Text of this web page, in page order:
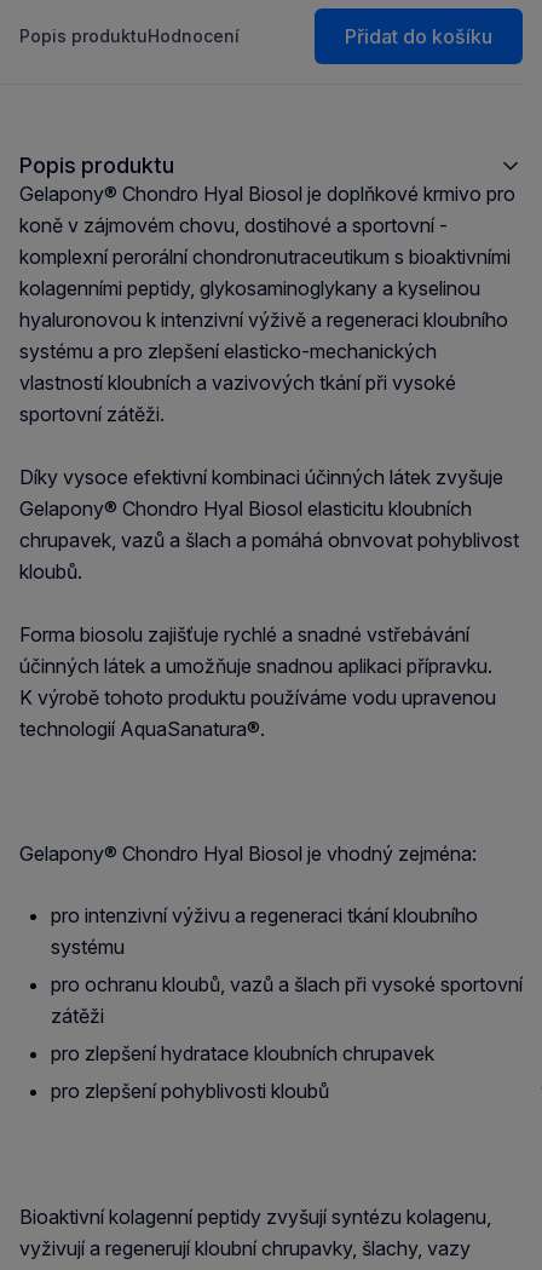
Popis produktuHodnocení Přidat do košíku
Popis produktu
Gelapony® Chondro Hyal Biosol je doplňkové krmivo pro
koně v zájmovém chovu, dostihové a sportovní -
komplexní perorální chondronutraceutikum s bioaktivními
kolagenními peptidy, glykosaminoglykany a kyselinou
hyaluronovou k intenzivní výživě a regeneraci kloubního
systému a pro zlepšení elasticko-mechanických
vlastností kloubních a vazivových tkání při vysoké
sportovní zátěži.
Díky vysoce efektivní kombinaci účinných látek zvyšuje
Gelapony® Chondro Hyal Biosol elasticitu kloubních
chrupavek, vazů a šlach a pomáhá obnvovat pohyblivost
kloubů.
Forma biosolu zajišťuje rychlé a snadné vstřebávání
účinných látek a umožňuje snadnou aplikaci přípravku.
K výrobě tohoto produktu používáme vodu upravenou
technologií AquaSanatura®.
Gelapony® Chondro Hyal Biosol je vhodný zejména:
pro intenzivní výživu a regeneraci tkání kloubního
systému
pro ochranu kloubů, vazů a šlach při vysoké sportovní
zátěži
pro zlepšení hydratace kloubních chrupavek
pro zlepšení pohyblivosti kloubů
Bioaktivní kolagenní peptidy zvyšují syntézu kolagenu,
vyživují a regenerují kloubní chrupavky, šlachy, vazy